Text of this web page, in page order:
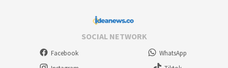
SOCIAL NETWORK
Facebook
WhatsApp